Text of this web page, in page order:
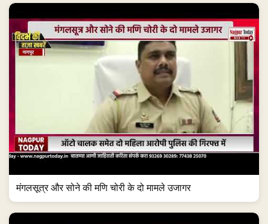
मंगलसूत्र और सोने की मणि चोरी के दो मामले उजागर